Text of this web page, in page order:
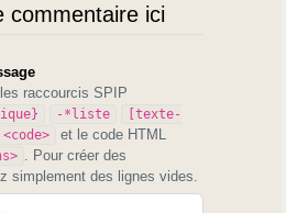
commentaire ici
raccourcis SPIP
-*liste
[texte-
<code> et le code HTML
. Pour créer des
simplement des lignes vides.